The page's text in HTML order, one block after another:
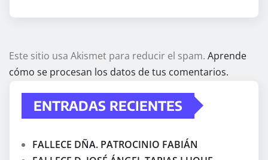
Este sitio usa Akismet para reducir el spam. Aprende
cómo se procesan los datos de tus comentarios.
ENTRADAS RECIENTES
FALLECE DÑA. PATROCINIO FABIÁN